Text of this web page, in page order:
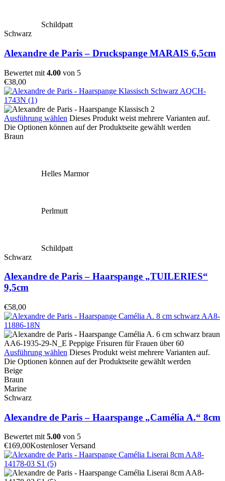
Schildpatt
Schwarz
Alexandre de Paris – Druckspange MARAIS 6,5cm
Bewertet mit 4.00 von 5
€38,00
Ausführung wählen Dieses Produkt weist mehrere Varianten auf.
Die Optionen können auf der Produktseite gewählt werden
Braun
Helles Marmor
Perlmutt
Schildpatt
Schwarz
Alexandre de Paris – Haarspange „TUILERIES“
9,5cm
€58,00
Ausführung wählen Dieses Produkt weist mehrere Varianten auf.
Die Optionen können auf der Produktseite gewählt werden
Beige
Braun
Marine
Schwarz
Alexandre de Paris – Haarspange „Camélia A.“ 8cm
Bewertet mit 5.00 von 5
€169,00Kostenloser Versand